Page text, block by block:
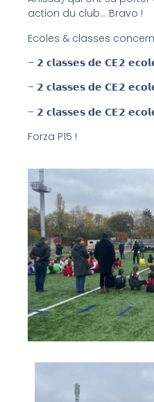
action du club… Bravo !
Ecoles & classes
– 𝟮 𝗰𝗹𝗮𝘀𝘀𝗲𝘀 𝗱𝗲 𝗖𝗘𝟮
– 𝟮 𝗰𝗹𝗮𝘀𝘀𝗲𝘀 𝗱𝗲 𝗖𝗘𝟮
– 𝟮 𝗰𝗹𝗮𝘀𝘀𝗲𝘀 𝗱𝗲 𝗖𝗘𝟮
Forza P15 !